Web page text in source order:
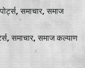
,समाचार,समाज
,समाचार,समाज कल्याण